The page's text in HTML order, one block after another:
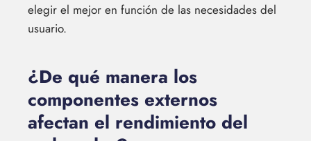
elegir el mejor en función de las necesidades del
usuario.
¿De qué manera los
componentes externos
afectan el rendimiento del